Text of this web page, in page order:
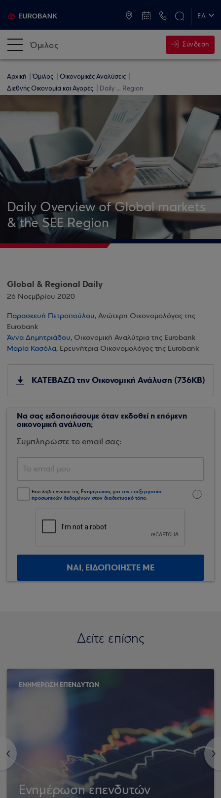
ΕΛ
Όμιλος Σύνδεση
Αρχική Όμιλος
Οικονομικές Αναλύσεις
Διεθνής Οικονομία και Αγορές
Daily ... Region
Daily Overview of Global markets
& the SEE Region
Global & Regional Daily
26 Νοεμβρίου 2020
Παρασκευή Πετροπούλου, Ανώτερη Οικονομολόγος της
Eurobank
Άννα Δημητριάδου, Οικονομική Αναλύτρια της Eurobank
Μαρία Κασόλα, Ερευνήτρια Οικονομολόγος της Eurobank
ΚΑΤΕΒΑΖΩ την Οικονομική Ανάλυση (736KB)
Να σας ειδοποιήσουμε όταν εκδοθεί η επόμενη
οικονομική ανάλυση;
Συμπληρώστε το email σας:
Έχω λάβει γνώση της Ενημέρωσης για την επεξεργασία
προσωπικών δεδομένων στον διαδικτυακό τόπο.
ΝΑΙ, ΕΙΔΟΠΟΙΗΣΤΕ ΜΕ
Δείτε επίσης
<
ΕΝΗΜΕΡΩΣΗ ΕΠΕΝΔΥΤΩΝ
Ενημέρωση επενδυτών
>